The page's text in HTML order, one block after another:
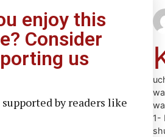
enjoy this
Consider
us
by readers like
1-